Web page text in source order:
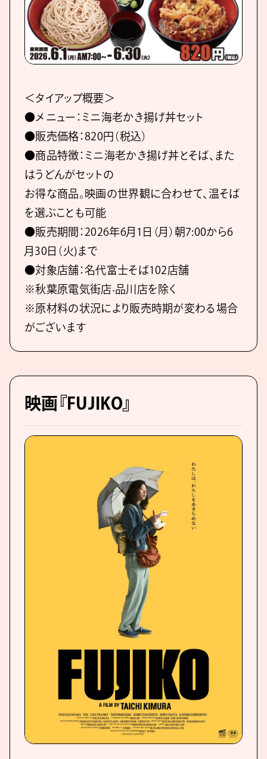
＜タイアップ概要＞
●メニュー：ミニ海⽼かき揚げ丼セット
●販売価格：820円（税込）
●商品特徴：ミニ海⽼かき揚げ丼とそば、また
はうどんがセットの
お得な商品。映画の世界観に合わせて、温そば
を選ぶことも可能
●販売期間：2026年6月1日（月）朝7:00から6
月30日（⽕)まで
●対象店舗：名代富士そば102店舗
※秋葉原電気街店‧品川店を除く
※原材料の状況により販売時期が変わる場合
がございます
映画『FUJIKO』